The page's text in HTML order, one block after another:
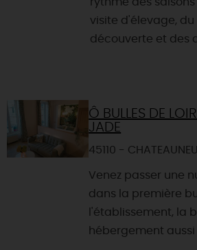
visite d'élevage, du
découverte et des
Ô BULLES DE
JADE
45110 -
Venez passer une
dans la première
l'établissement, la
hébergement aussi